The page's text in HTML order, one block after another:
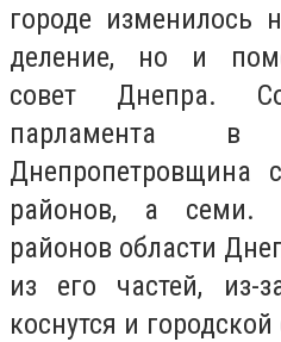
городе изменилось
деление, но и
совет Днепра.
парламента
Днепропетровщина
районов, а семи.
районов области
из его частей, из-
коснутся и городской